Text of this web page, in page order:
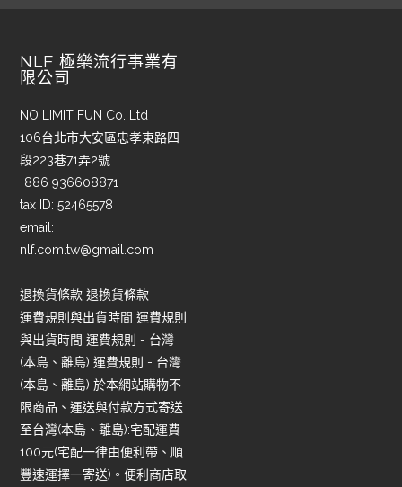
NLF 極樂流行事業有
限公司
NO LIMIT FUN Co. Ltd
106台北市大安區忠孝東路四
段223巷71弄2號
+886 936608871
tax ID: 52465578
email:
nlf.com.tw@gmail.com
退換貨條款 退換貨條款
運費規則與出貨時間 運費規則
與出貨時間 運費規則 - 台灣
(本島、離島) 運費規則 - 台灣
(本島、離島) 於本網站購物不
限商品、運送與付款方式寄送
至台灣(本島、離島):宅配運費
100元(宅配一律由便利帶、順
豐速運擇一寄送)。便利商店取